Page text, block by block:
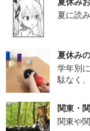
夏に読
夏休み
学年別
駄なく
関東・
関東や